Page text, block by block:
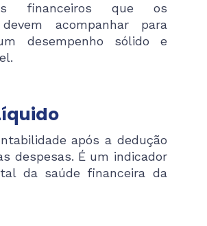
financeiros que os
acompanhar para
desempenho sólido e
após a dedução
despesas. É um indicador
da saúde financeira da